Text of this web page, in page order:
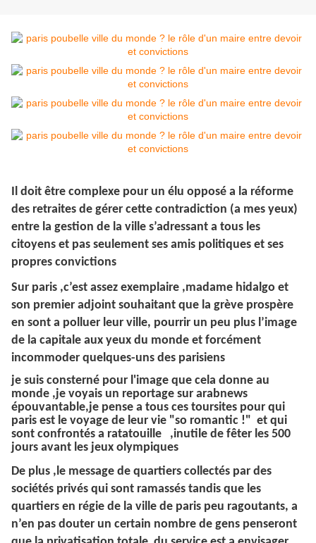
Il doit être complexe pour un élu opposé a la réforme
des retraites de gérer cette contradiction (a mes yeux)
entre la gestion de la ville s’adressant a tous les
citoyens et pas seulement ses amis politiques et ses
propres convictions
Sur paris ,c’est assez exemplaire ,madame hidalgo et
son premier adjoint souhaitant que la grève prospère
en sont a polluer leur ville, pourrir un peu plus l’image
de la capitale aux yeux du monde et forcément
incommoder quelques-uns des parisiens
je suis consterné pour l'image que cela donne au
monde ,je voyais un reportage sur arabnews
épouvantable,je pense a tous ces toursites pour qui
paris est le voyage de leur vie "so romantic !" et qui
sont confrontés a ratatouille ,inutile de fêter les 500
jours avant les jeux olympiques
De plus ,le message de quartiers collectés par des
sociétés privés qui sont ramassés tandis que les
quartiers en régie de la ville de paris peu ragoutants, a
n’en pas douter un certain nombre de gens penseront